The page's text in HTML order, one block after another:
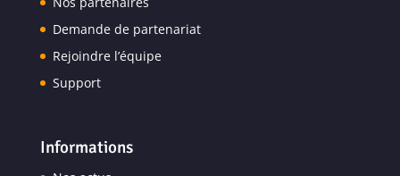
Demande de partenariat
Rejoindre l’équipe
Support
Informations